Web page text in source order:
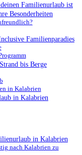
Familienurlaub ist
Besonderheiten
Familienparadies
bis Berge
in Kalabrien
in Kalabrien
in Kalabrien
nach Kalabrien zu